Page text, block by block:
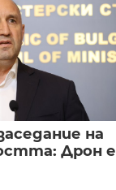
на
Дрон е